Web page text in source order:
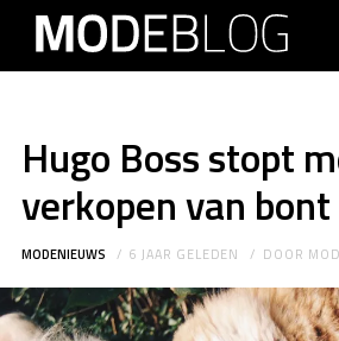
Hugo Boss stopt
verkopen van bont
MODENIEUWS 6 JAAR GELEDEN DOOR